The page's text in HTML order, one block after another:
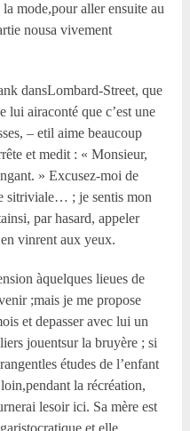
mode,pour aller ensuite au
nousa vivement
dansLombard-Street, que
lui airaconté que c’est une
– etil aime beaucoup
et medit : « Monsieur,
» Excusez-moi de
sitriviale… ; je sentis mon
par hasard, appeler
vinrent aux yeux.
àquelques lieues de
;mais je me propose
et depasser avec lui un
jouentsur la bruyère ; si
études de l’enfant
la récréation,
lesoir ici. Sa mère est